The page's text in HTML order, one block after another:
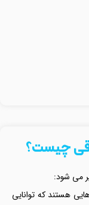
چیست؟
می شود:
هستند که توانایی